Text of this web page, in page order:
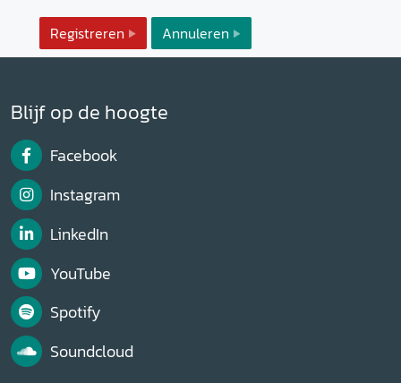
Registreren Annuleren
Blijf op de hoogte
Facebook
Instagram
LinkedIn
YouTube
Spotify
Soundcloud